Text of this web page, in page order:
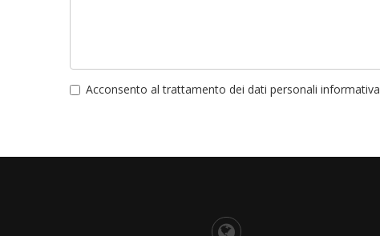
Acconsento al trattamento dei dati personali informativa